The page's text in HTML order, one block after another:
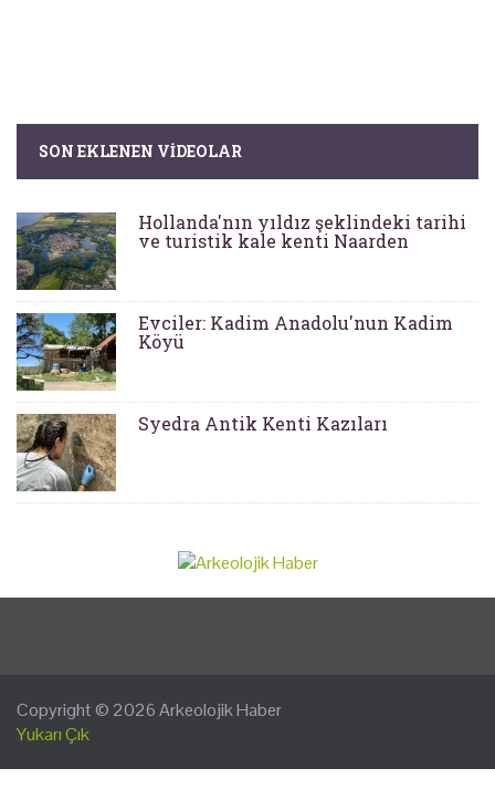
SON EKLENEN VIDEOLAR
Hollanda'nın yıldız şeklindeki tarihi
ve turistik kale kenti Naarden
Evciler: Kadim Anadolu'nun Kadim
Köyü
Syedra Antik Kenti Kazıları
Copyright © 2026Arkeolojik Haber
Yukarı Çık